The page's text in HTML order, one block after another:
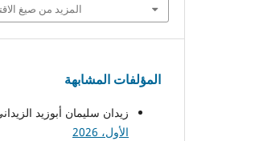
المزيد من صيغ
المؤلفات المشابهة
زيدان سليمان أبوزيد
الأول، 2026